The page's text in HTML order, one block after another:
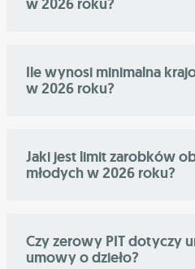
w 2026 roku?
Ile wynosi minimalna
w 2026 roku?
Jaki jest limit zarobków
młodych w 2026 roku?
Czy zerowy PIT dotyczy
umowy o dzieło?